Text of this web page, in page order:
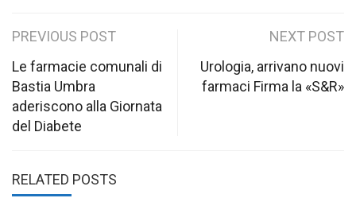
Post
navigation
PREVIOUS POST
Le farmacie comunali di
Bastia Umbra
aderiscono alla Giornata
del Diabete
NEXT POST
Urologia, arrivano nuovi
farmaci Firma la «S&R»
RELATED POSTS